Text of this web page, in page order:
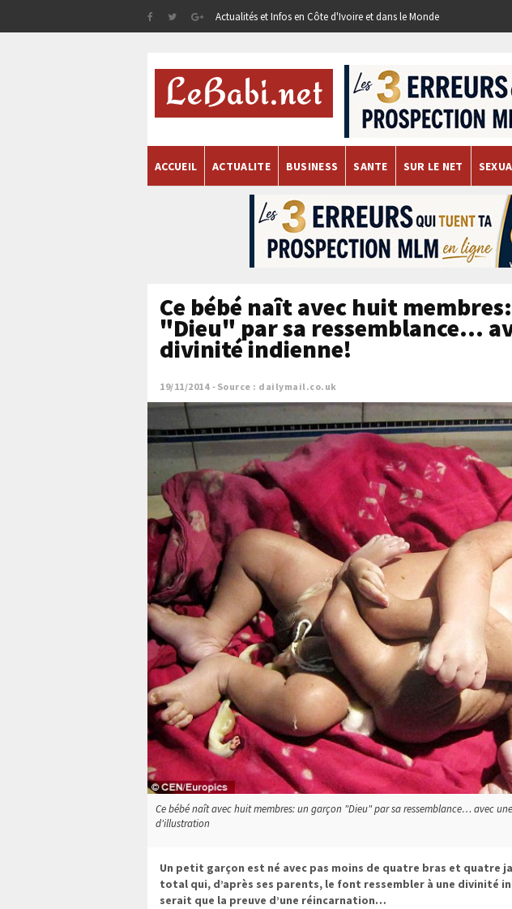
Actualités et Infos en Côte d'Ivoire et dans le Monde
ACCUEIL ACTUALITE BUSINESS SANTE SUR LE NET
Ce bébé naît avec huit
"Dieu" par sa ressemblance…
divinité indienne!
19/11/2014 Source : dailymail.co.uk
Ce bébé naît avec huit membres: un garçon "Dieu" par sa ressemblance… avec
d'illustration
Un petit garçon est né avec pas moins de quatre bras et quatre
total qui, d’après ses parents, le font ressembler à une divinité
serait que la preuve d’une réincarnation…